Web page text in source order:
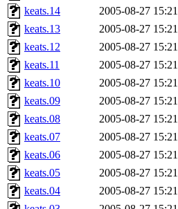
keats.14
2005-08-27 15:21
keats.13
2005-08-27 15:21
keats.12
2005-08-27 15:21
keats.11
2005-08-27 15:21
keats.10
2005-08-27 15:21
keats.09
2005-08-27 15:21
keats.08
2005-08-27 15:21
keats.07
2005-08-27 15:21
keats.06
2005-08-27 15:21
keats.05
2005-08-27 15:21
keats.04
2005-08-27 15:21